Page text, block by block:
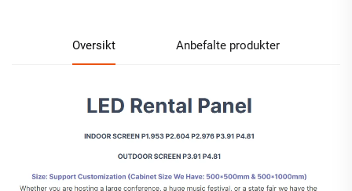
Oversikt Anbefalte produkter